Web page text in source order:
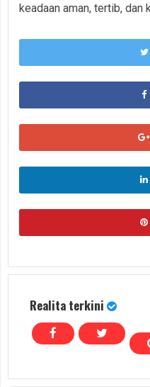
keadaan aman, tertib, dan
Realita terkini